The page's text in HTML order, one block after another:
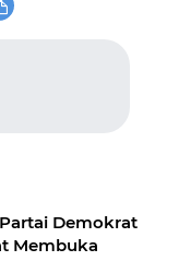
Demokrat
Membuka